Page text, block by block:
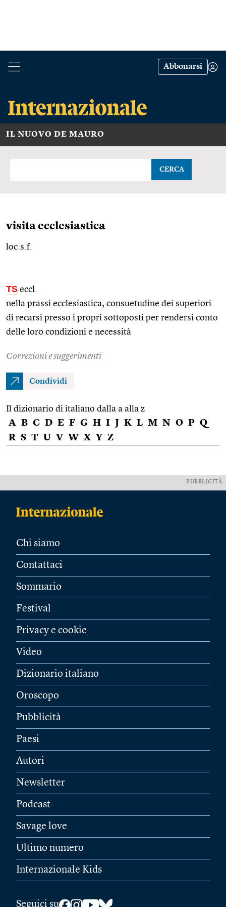
Abbonarsi
IL NUOVO DE MAURO
CERCA
visita ecclesiastica
loc.s.f.
TS eccl.
nella prassi ecclesiastica, consuetudine dei superiori
di recarsi presso i propri sottoposti per rendersi conto
delle loro condizioni e necessità
Correzioni e suggerimenti
Condividi
Il dizionario di italiano dalla a alla z
A B C D E F G H I J K L M N O P Q
R S T U V W X Y Z
PUBBLICITÀ
Chi siamo
Contattaci
Sommario
Festival
Privacy e cookie
Video
Dizionario italiano
Oroscopo
Pubblicità
Paesi
Autori
Newsletter
Podcast
Savage love
Ultimo numero
Internazionale Kids
Seguici su